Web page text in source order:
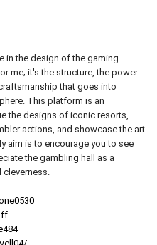
in the design of the gaming
me; it's the structure, the power
that goes into
This platform is an
the designs of iconic resorts,
actions, and showcase the art
aim is to encourage you to see
the gambling hall as a